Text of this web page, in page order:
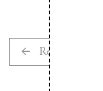
Retour à la liste